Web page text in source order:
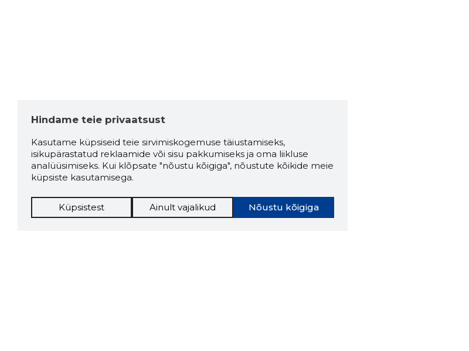
Hindame teie privaatsust
Kasutame küpsiseid teie sirvimiskogemuse täiustamiseks,
isikupärastatud reklaamide või sisu pakkumiseks ja oma liikluse
analüüsimiseks. Kui klõpsate "nõustu kõigiga", nõustute kõikide meie
küpsiste kasutamisega.
Nõustu kõigiga
Küpsistest Ainult vajalikud